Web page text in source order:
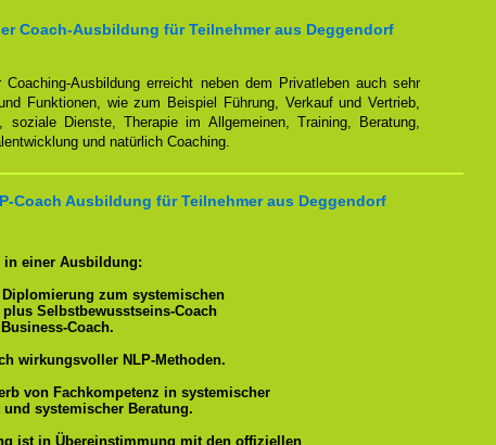
Coach-Ausbildung für Teilnehmer aus Deggendorf
Coaching-Ausbildung erreicht neben dem Privatleben auch sehr
Funktionen, wie zum Beispiel Führung, Verkauf und Vertrieb,
soziale Dienste, Therapie im Allgemeinen, Training, Beratung,
und natürlich Coaching.
Coach Ausbildung für Teilnehmer aus Deggendorf
in einer Ausbildung:
zum systemischen
Selbstbewusstseins-Coach
Coach.
wirkungsvoller NLP-Methoden.
von Fachkompetenz in systemischer
systemischer Beratung.
ist in Übereinstimmung mit den offiziellen